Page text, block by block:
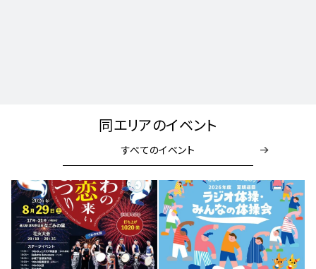
同エリアのイベント
すべてのイベント
PR 開催中